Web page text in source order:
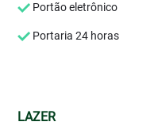
Portão eletrônico
Portaria 24 horas
LAZER